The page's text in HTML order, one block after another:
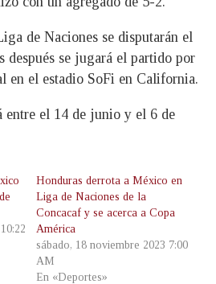
de Naciones se disputarán el
después se jugará el partido por
en el estadio SoFi en California.
entre el 14 de junio y el 6 de
Honduras derrota a México en
Liga de Naciones de la
Concacaf y se acerca a Copa
América
sábado, 18 noviembre 2023 7:00
AM
En «Deportes»